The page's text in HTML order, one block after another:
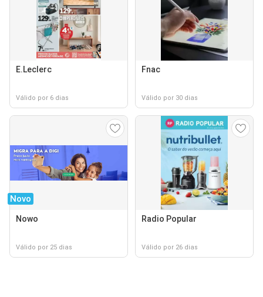
E.Leclerc
Válido por 6 dias
Fnac
Válido por 30 dias
Novo
Nowo
Válido por 25 dias
Radio Popular
Válido por 26 dias